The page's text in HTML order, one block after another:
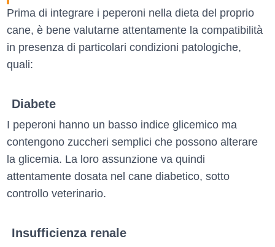
Prima di integrare i peperoni nella dieta del proprio
cane, è bene valutarne attentamente la compatibilità
in presenza di particolari condizioni patologiche,
quali:
Diabete
I peperoni hanno un basso indice glicemico ma
contengono zuccheri semplici che possono alterare
la glicemia. La loro assunzione va quindi
attentamente dosata nel cane diabetico, sotto
controllo veterinario.
Insufficienza renale